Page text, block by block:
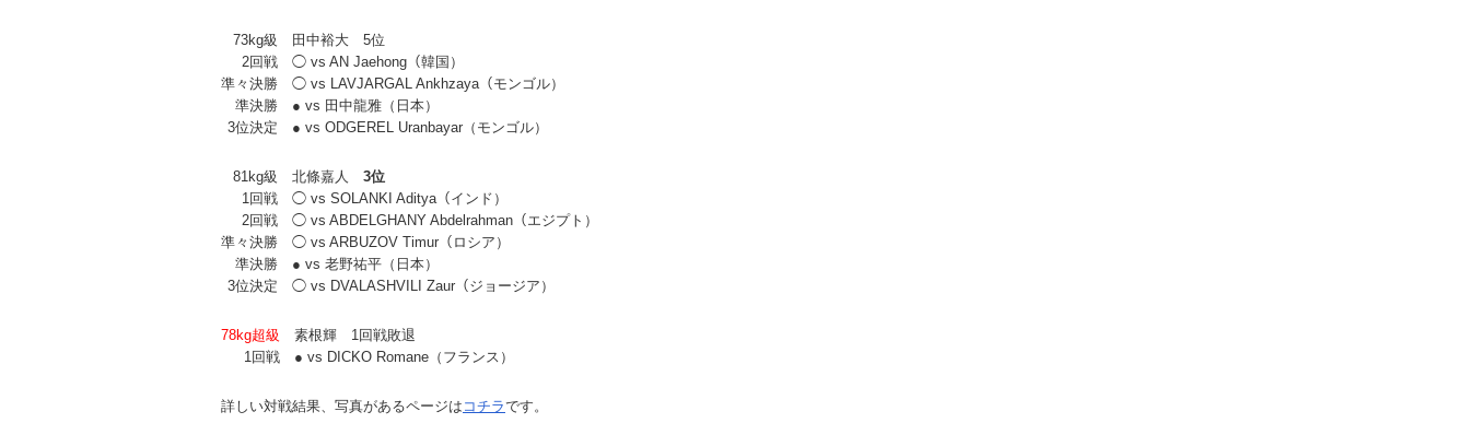
73kg級
田中裕大 5位
2回戦 ◯ vs AN Jaehong（韓国）
準々決勝 ◯ vs LAVJARGAL Ankhzaya（モンゴル）
準決勝 ● vs 田中龍雅（日本）
3位決定 ● vs ODGEREL Uranbayar（モンゴル）
81kg級 北條嘉人 3位
1回戦 ◯ vs SOLANKI Aditya（インド）
2回戦 ◯ vs ABDELGHANY Abdelrahman（エジプト）
準々決勝 ◯ vs ARBUZOV Timur（ロシア）
準決勝 ● vs 老野祐平（日本）
3位決定 ◯ vs DVALASHVILI Zaur（ジョージア）
78kg超級
素根輝 1回戦敗退
1回戦 ● vs DICKO Romane（フランス）
詳しい対戦結果、写真があるページは コチラです。